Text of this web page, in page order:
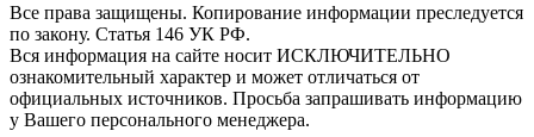
Все права защищены. Копирование информации преследуется
по закону. Статья 146 УК РФ.
Вся информация на сайте носит ИСКЛЮЧИТЕЛЬНО
ознакомительный характер и может отличаться от
официальных источников. Просьба запрашивать информацию
у Вашего персонального менеджера.